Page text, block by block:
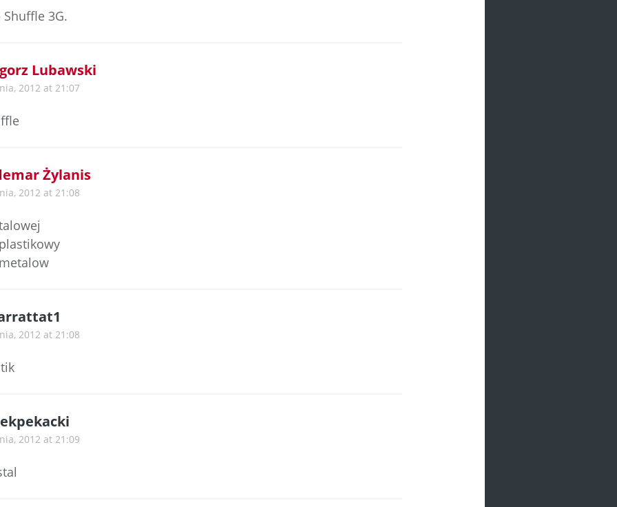
Shuffle 3G.
Lubawski
2012 at 21:07
Żylanis
2012 at 21:08
2012 at 21:08
2012 at 21:09